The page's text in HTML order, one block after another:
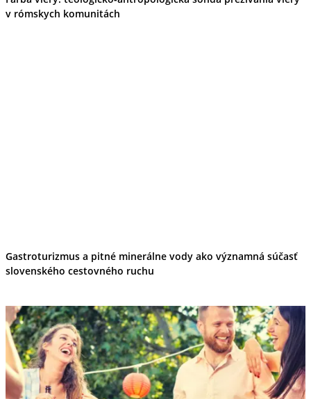
v rómskych komunitách
Gastroturizmus a pitné minerálne vody ako významná súčasť
slovenského cestovného ruchu